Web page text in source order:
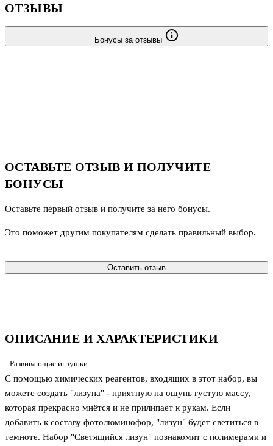
ОПИСАНИЕ И ХАРАКТЕРИСТИКИ
Развивающие игрушки
С помощью химических реагентов, входящих в этот набор, вы
можете создать "лизуна" - приятную на ощупь густую массу,
которая прекрасно мнётся и не прилипает к рукам. Если
добавить к составу фотолюминофор, "лизун" будет светиться в
темноте. Набор "Светящийся лизун" познакомит с полимерами и
ОТЗЫВЫ
Бонусы за отзывы
ОСТАВЬТЕ ОТЗЫВ И ПОЛУЧИТЕ
БОНУСЫ
Оставьте первый отзыв и получите за него бонусы.
Это поможет другим покупателям сделать правильный выбор.
Оставить отзыв